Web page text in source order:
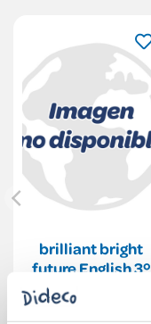
brilliant bright
future English 3º
ESO Student s
book
41,94€